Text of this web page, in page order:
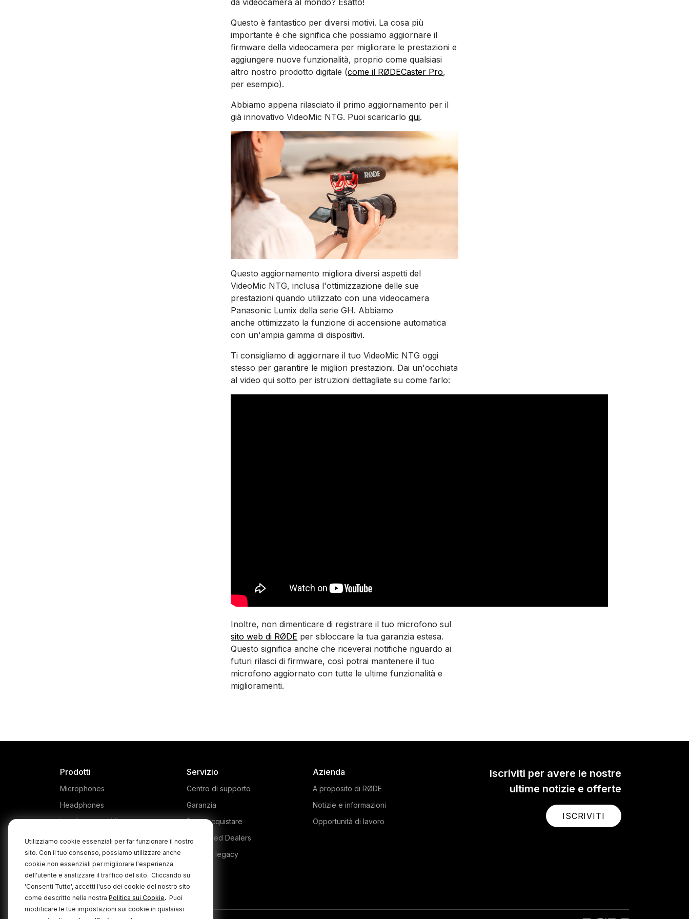
Utilizziamo cookie essenziali per far funzionare il nostro
sito. Con il tuo consenso, possiamo utilizzare anche
cookie non essenziali per migliorare l'esperienza
dell'utente e analizzare il traffico del sito. Cliccando su
'Consenti Tutto', accetti l'uso dei cookie del nostro sito
come descritto nella nostra Politica sui Cookie. Puoi
modificare le tue impostazioni sui cookie in qualsiasi
Questo è fantastico per diversi motivi. La cosa più
importante è che significa che possiamo aggiornare il
firmware della videocamera per migliorare le prestazioni e
aggiungere nuove funzionalità, proprio come qualsiasi
altro nostro prodotto digitale (come il RØDECaster Pro,
per esempio).
Abbiamo appena rilasciato il primo aggiornamento per il
già innovativo VideoMic NTG. Puoi scaricarloqui.
Questo aggiornamento migliora diversi aspetti del
VideoMic NTG, inclusa l'ottimizzazione delle sue
prestazioni quando utilizzato con una videocamera
Panasonic Lumix della serie GH. Abbiamo
anche ottimizzato la funzione di accensione automatica
con un'ampia gamma di dispositivi.
Ti consigliamo di aggiornare il tuo VideoMic NTG oggi
stesso per garantire le migliori prestazioni. Dai un'occhiata
al video qui sotto per istruzioni dettagliate su come farlo:
Inoltre, non dimenticare di registrare il tuo microfono sul
sito web di RØDE per sbloccare la tua garanzia estesa.
Questo significa anche che riceverai notifiche riguardo ai
futuri rilasci di firmware, così potrai mantenere il tuo
microfono aggiornato con tutte le ultime funzionalità e
miglioramenti.
Iscriviti per avere le nostre
ultime notizie e offerte
ISCRIVITI
Prodotti
Microphones
Headphones
Interfaces and Mixers
Accessories
Kits
Software
Servizio
Centro di supporto
Garanzia
Dove acquistare
Authorised Dealers
Prodotti legacy
Azienda
A proposito di RØDE
Notizie e informazioni
Opportunità di lavoro